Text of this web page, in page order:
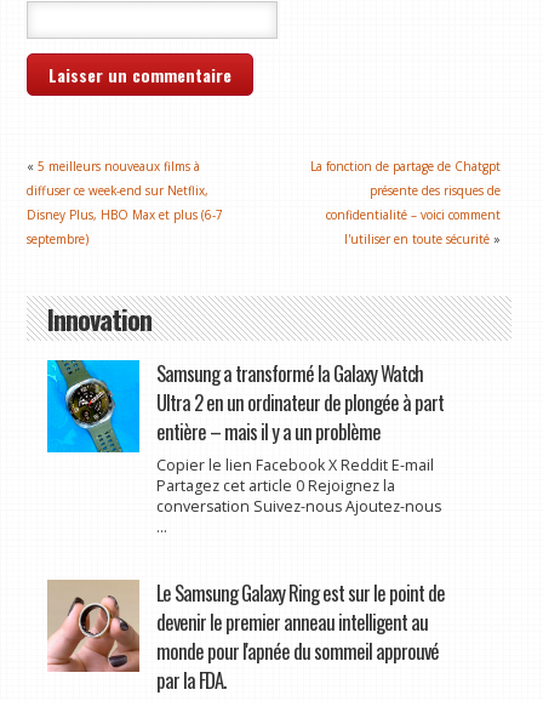
«5 meilleurs nouveaux films à
diffuser ce week-end sur Netflix,
Disney Plus, HBO Max et plus (6-7
septembre)
La fonction de partage de Chatgpt
présente des risques de
confidentialité – voici comment
l'utiliser en toute sécurité »
Innovation
Samsung a transformé la Galaxy Watch
Ultra 2 en un ordinateur de plongée à part
entière – mais il y a un problème
Copier le lien Facebook X Reddit E-mail
Partagez cet article 0 Rejoignez la
conversation Suivez-nous Ajoutez-nous
...
Le Samsung Galaxy Ring est sur le point de
devenir le premier anneau intelligent au
monde pour l'apnée du sommeil approuvé
par la FDA.